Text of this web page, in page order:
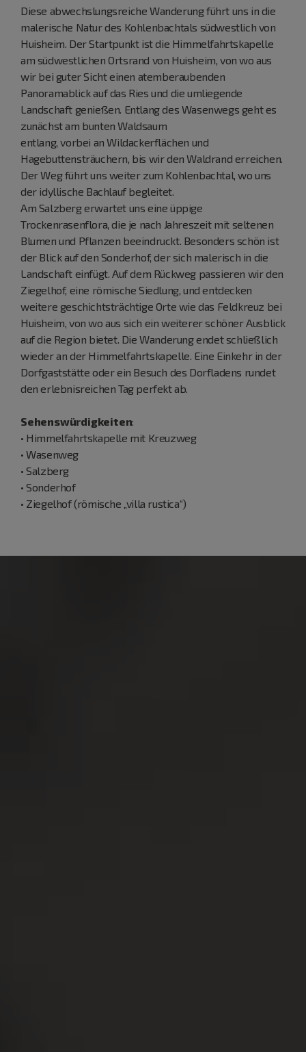
Diese abwechslungsreiche Wanderung führt uns in die
malerische Natur des Kohlenbachtals südwestlich von
Huisheim. Der Startpunkt ist die Himmelfahrtskapelle
am südwestlichen Ortsrand von Huisheim, von wo aus
wir bei guter Sicht einen atemberaubenden
Panoramablick auf das Ries und die umliegende
Landschaft genießen. Entlang des Wasenwegs geht es
zunächst am bunten Waldsaum
entlang, vorbei an Wildackerflächen und
Hagebuttensträuchern, bis wir den Waldrand erreichen.
Der Weg führt uns weiter zum Kohlenbachtal, wo uns
der idyllische Bachlauf begleitet.
Am Salzberg erwartet uns eine üppige
Trockenrasenflora, die je nach Jahreszeit mit seltenen
Blumen und Pflanzen beeindruckt. Besonders schön ist
der Blick auf den Sonderhof, der sich malerisch in die
Landschaft einfügt. Auf dem Rückweg passieren wir den
Ziegelhof, eine römische Siedlung, und entdecken
weitere geschichtsträchtige Orte wie das Feldkreuz bei
Huisheim, von wo aus sich ein weiterer schöner Ausblick
auf die Region bietet. Die Wanderung endet schließlich
wieder an der Himmelfahrtskapelle. Eine Einkehr in der
Dorfgaststätte oder ein Besuch des Dorfladens rundet
den erlebnisreichen Tag perfekt ab.
Sehenswürdigkeiten:
• Himmelfahrtskapelle mit Kreuzweg
• Wasenweg
• Salzberg
• Sonderhof
• Ziegelhof (römische „villa rustica“)